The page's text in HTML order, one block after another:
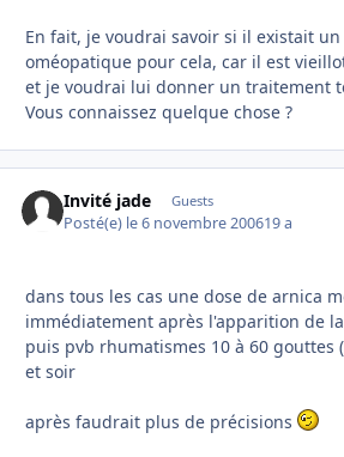
En fait, je voudrai savoir si il existait
oméopatique pour cela, car il est
et je voudrai lui donner un traitement
Vous connaissez quelque chose ?
Invité jade Guests
Posté(e) le 6 novembre 200619 a
dans tous les cas une dose de arnica
immédiatement après l'apparition de
puis pvb rhumatismes 10 à 60 gouttes
et soir
après faudrait plus de précisions